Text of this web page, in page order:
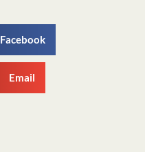
Facebook
Email